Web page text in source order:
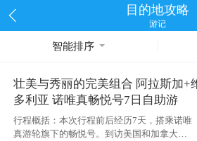
目的地攻略
游记
智能排序
壮美与秀丽的完美组合 阿拉斯加+
多利亚 诺唯真畅悦号7日自助游
行程概括：本次行程前后经历7天，搭乘诺唯
真游轮旗下的畅悦号。到访美国和加拿大的4